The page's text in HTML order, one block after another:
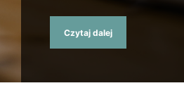
Czytaj dalej